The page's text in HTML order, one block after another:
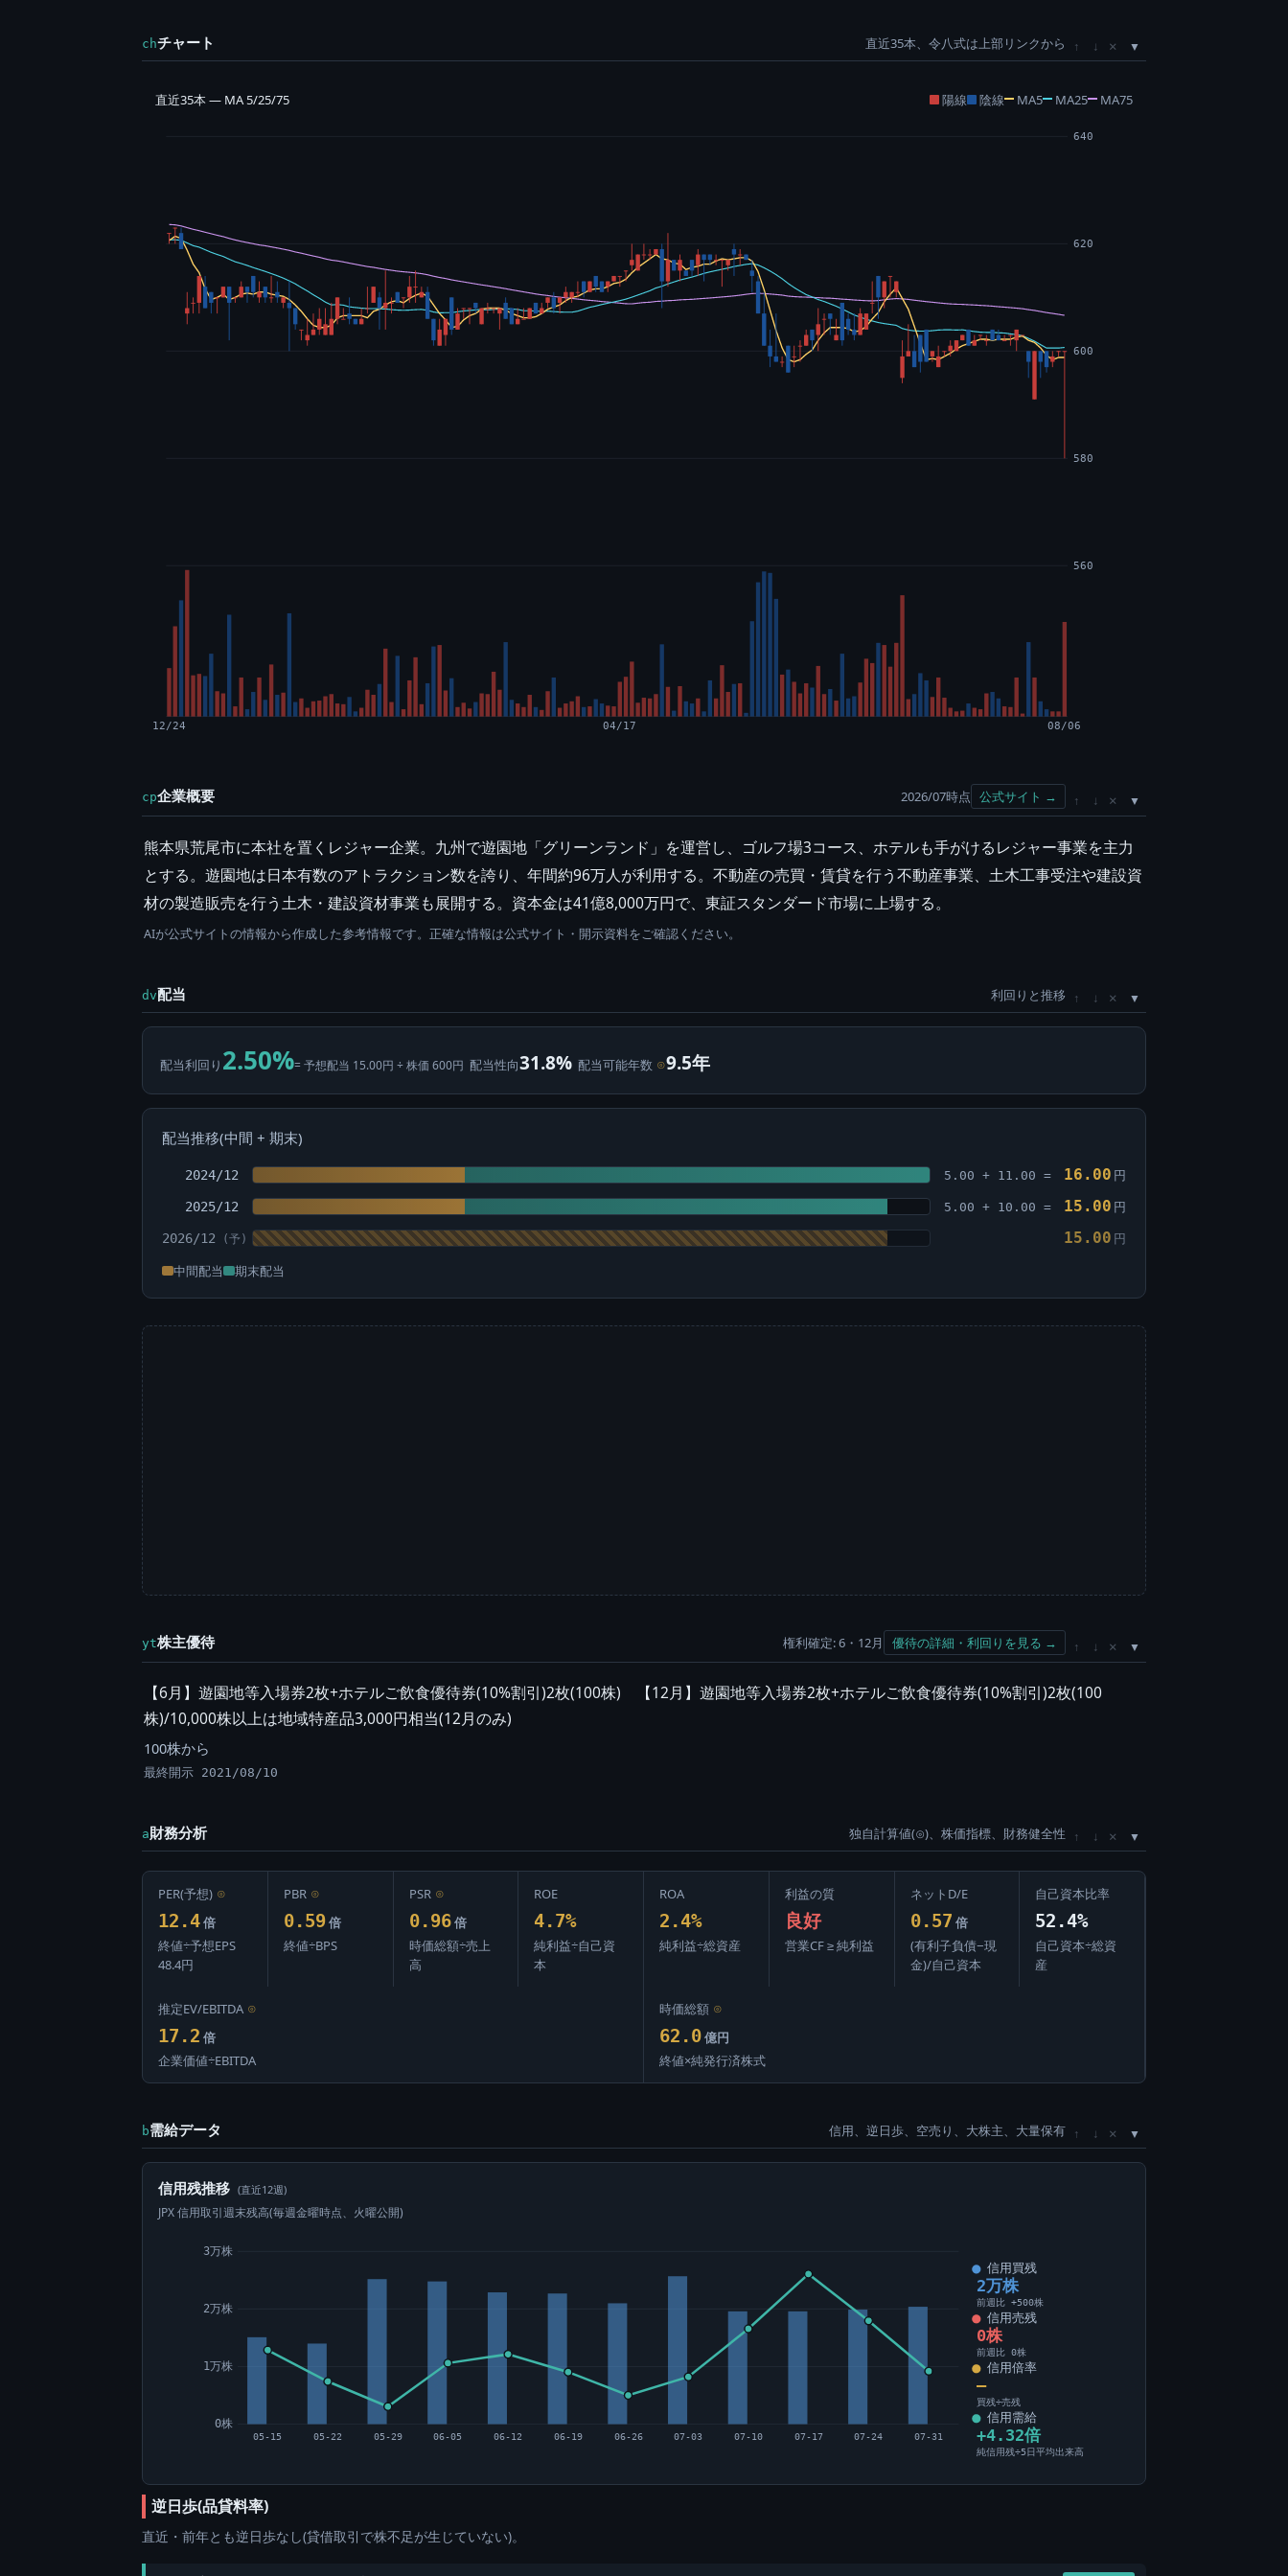
chチャート 直近35本、令八式は上部リンクから ↑ ↓ ×
直近35本 — MA 5/25/75 陽線 陰線 MA5 MA25 MA75
560
580
600
620
640
12/24 04/17 08/06
cp企業概要 2026/07時点 公式サイト → ↑ ↓ ×
熊本県荒尾市に本社を置くレジャー企業。九州で遊園地「グリーンランド」を運営し、ゴルフ場3コース、ホテルも手がけるレジャー事業を主力
とする。遊園地は日本有数のアトラクション数を誇り、年間約96万人が利用する。不動産の売買・賃貸を行う不動産事業、土木工事受注や建設資
材の製造販売を行う土木・建設資材事業も展開する。資本金は41億8,000万円で、東証スタンダード市場に上場する。
AIが公式サイトの情報から作成した参考情報です。正確な情報は公式サイト・開示資料をご確認ください。
dv配当 利回りと推移 ↑ ↓ ×
配当利回り 2.50%= 予想配当 15.00円 ÷ 株価 600円 配当性向31.8% 配当可能年数 ⊙9.5年
配当推移(中間 + 期末)
2024/12 5.00 + 11.00 = 16.00 円
2025/12 5.00 + 10.00 = 15.00 円
2026/12 15.00 円
中間配当 期末配当
yt株主優待 権利確定: 6・12月 優待の詳細・利回りを見る → ↑ ↓ ×
【6月】遊園地等入場券2枚+ホテルご飲食優待券(10%割引)2枚(100株) 【12月】遊園地等入場券2枚+ホテルご飲食優待券(10%割引)2枚(100
株)/10,000株以上は地域特産品3,000円相当(12月のみ)
100株から
最終開示 2021/08/10
a財務分析 独自計算値(⊙)、株価指標、財務健全性 ↑ ↓ ×
PER(予想) ⊙
12.4 倍
終値÷予想EPS
48.4円
PBR ⊙
0.59 倍
終値÷BPS
PSR ⊙
0.96 倍
時価総額÷売上
高
ROE
4.7%
純利益÷自己資
本
ROA
2.4%
純利益÷総資産
利益の質
良好
営業CF ≥ 純利益
ネットD/E
0.57 倍
(有利子負債−現
金)/自己資本
自己資本比率
52.4%
自己資本÷総資
産
推定EV/EBITDA ⊙
17.2 倍
企業価値÷EBITDA
時価総額 ⊙
62.0 億円
終値×純発行済株式
b需給データ 信用、逆日歩、空売り、大株主、大量保有 ↑ ↓ ×
信用残推移 (直近12週)
JPX 信用取引週末残高(毎週金曜時点、火曜公開)
0株
1万株
2万株
3万株
05-15 05-22 05-29 06-05 06-12 06-19 06-26 07-03 07-10 07-17 07-24 07-31
信用買残
2万株
前週比 +500株
信用売残
0株
前週比 0株
信用倍率
―
買残÷売残
信用需給
+4.32倍
純信用残÷5日平均出来高
逆日歩(品貸料率)
直近・前年とも逆日歩なし(貸借取引で株不足が生じていない)。